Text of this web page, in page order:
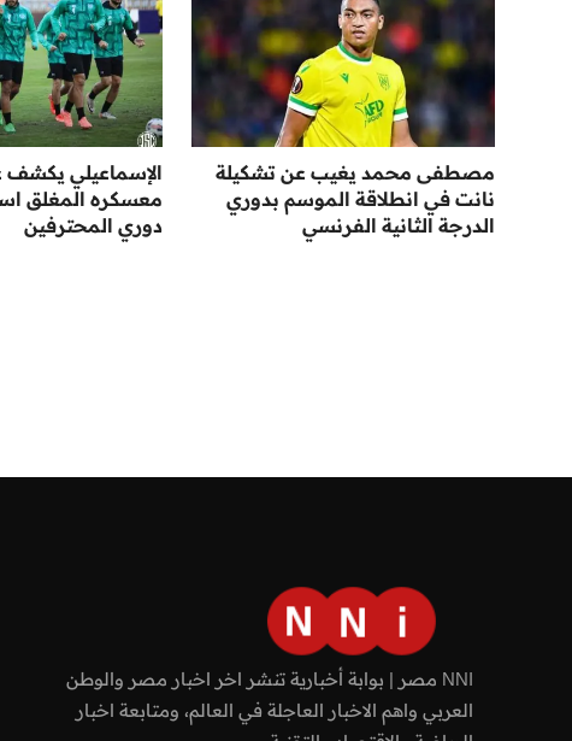
مصطفى محمد يغيب عن تشكيلة
نانت في انطلاقة الموسم بدوري
الدرجة الثانية الفرنسي
الإسماعيلي
معسكره المغلق
دوري المحترفين
NNI مصر | بوابة أخبارية تنشر اخر اخبار مصر والوطن
العربي واهم الاخبار العاجلة في العالم، ومتابعة اخبار